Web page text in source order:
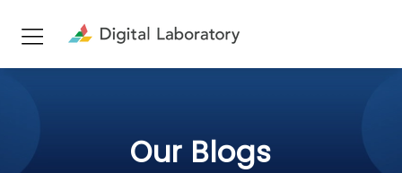
Our Blogs